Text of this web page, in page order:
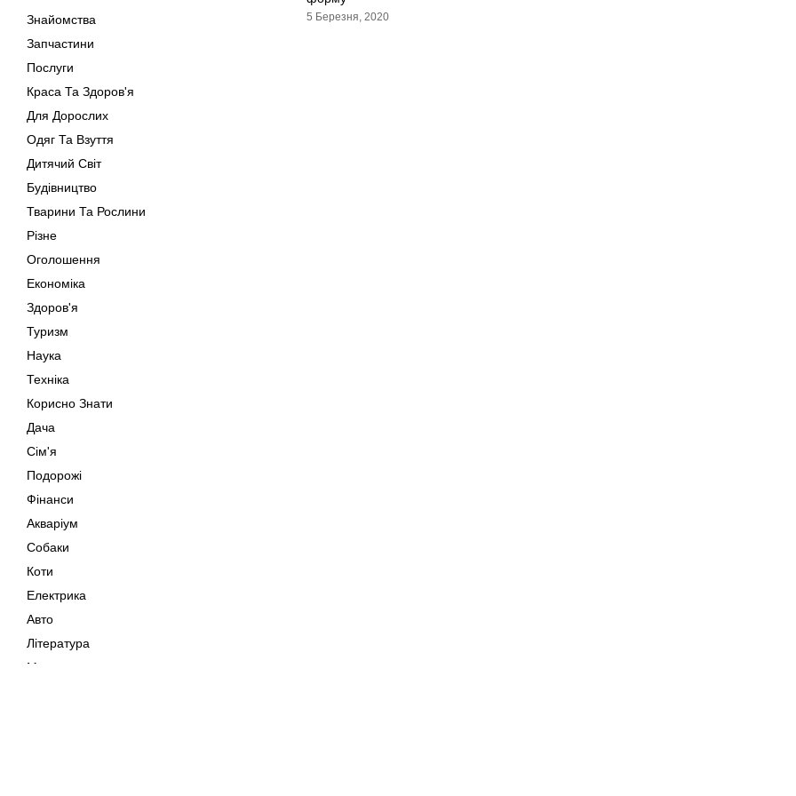
Знайомства
Запчастини
Послуги
Краса Та Здоров'я
Для Дорослих
Одяг Та Взуття
Дитячий Світ
Будівництво
Тварини Та Рослини
Різне
Оголошення
Економіка
Здоров'я
Туризм
Наука
Техніка
Корисно Знати
Дача
Сім'я
Подорожі
Фінанси
Акваріум
Собаки
Коти
Електрика
Авто
Література
Музика
5 Березня, 2020